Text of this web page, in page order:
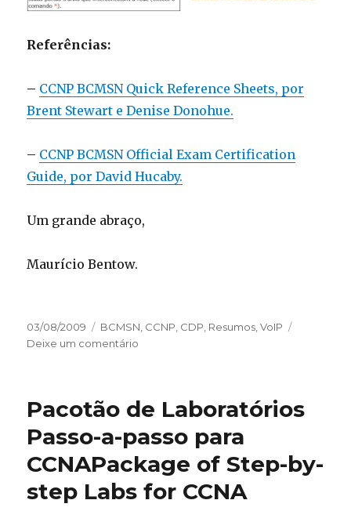
Referências:
– CCNP BCMSN Quick Reference Sheets, por
Brent Stewart e Denise Donohue.
– CCNP BCMSN Official Exam Certification
Guide, por David Hucaby.
Um grande abraço,
Maurício Bentow.
Publicado
em
03/08/2009 Categorias
BCMSN CCNP CDP Resumos ,VoIP
Deixe um comentário
de
Boundaries
no
Switch
Pacotão de Laboratórios
Passo-a-passo para
CCNAPackage of Step-by-
step Labs for CCNA